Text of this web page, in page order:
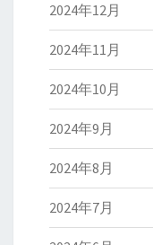
2024年12月
2024年11月
2024年10月
2024年9月
2024年8月
2024年7月